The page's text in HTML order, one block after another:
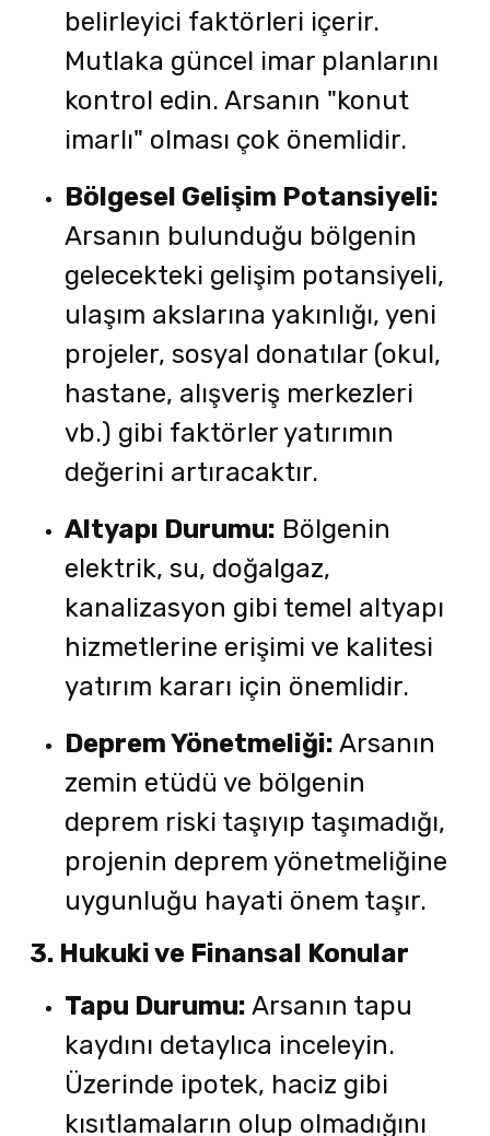
belirleyici faktörleri içerir.
Mutlaka güncel imar planlarını
kontrol edin. Arsanın "konut
imarlı" olması çok önemlidir.
Bölgesel Gelişim Potansiyeli:
Arsanın bulunduğu bölgenin
gelecekteki gelişim potansiyeli,
ulaşım akslarına yakınlığı, yeni
projeler, sosyal donatılar (okul,
hastane, alışveriş merkezleri
vb.) gibi faktörler yatırımın
değerini artıracaktır.
Altyapı Durumu: Bölgenin
elektrik, su, doğalgaz,
kanalizasyon gibi temel altyapı
hizmetlerine erişimi ve kalitesi
yatırım kararı için önemlidir.
Deprem Yönetmeliği: Arsanın
zemin etüdü ve bölgenin
deprem riski taşıyıp taşımadığı,
projenin deprem yönetmeliğine
uygunluğu hayati önem taşır.
3. Hukuki ve Finansal Konular
Tapu Durumu: Arsanın tapu
kaydını detaylıca inceleyin.
Üzerinde ipotek, haciz gibi
kısıtlamaların olup olmadığını